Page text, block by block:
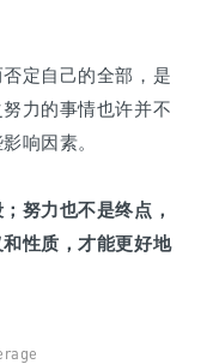
定自己的全部，是
力的事情也许并不
响因素。
努力也不是终点，
性质，才能更好地